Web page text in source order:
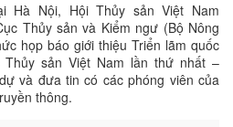
Hà Nội, Hội Thủy sản Việt Nam
Thủy sản và Kiểm ngư (Bộ Nông
họp báo giới thiệu Triển lãm quốc
sản Việt Nam lần thứ nhất –
và đưa tin có các phóng viên của
thông.